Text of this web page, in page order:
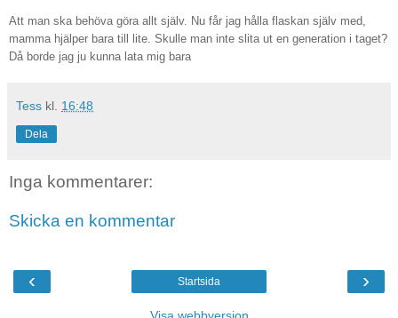
Att man ska behöva göra allt själv. Nu får jag hålla flaskan själv med,
mamma hjälper bara till lite. Skulle man inte slita ut en generation i taget?
Då borde jag ju kunna lata mig bara
Tess kl. 16:48
Dela
Inga kommentarer:
Skicka en kommentar
‹ ›
Startsida